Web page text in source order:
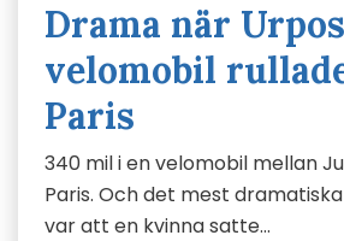
Drama när Urpos
velomobil
Paris
340 mil i en velomobil mellan
Paris. Och det mest
var att en kvinna satte…